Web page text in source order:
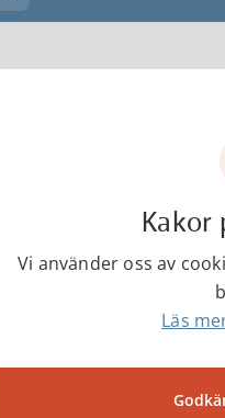
för
och lokal
i
Tibro kommuns
Kakor
Vi använder oss av
Läs